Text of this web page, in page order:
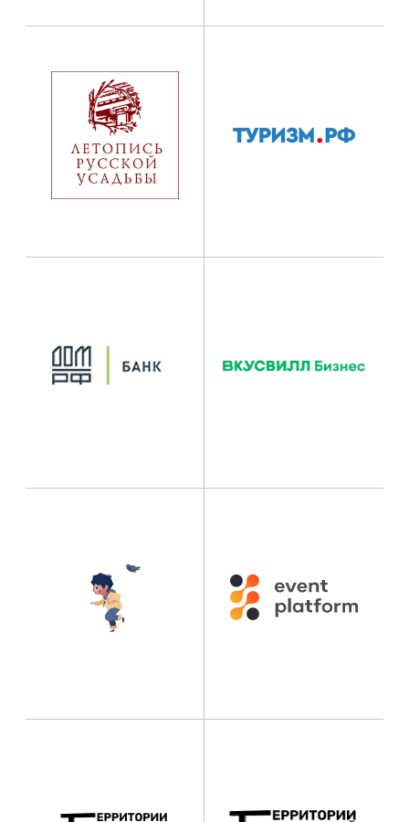
лучше. Присоединяйтесь строить
Константин Анучин
автор конкурса "Территории Впечатлений"
Директор "Ассоциация малых туристских городов",
эксперт Российского Союза Туриндустрии, член
комитета ОП РФ по развитию туризма, соавтор
проекта "МедиаАмбассадоры"
О конкурсе
теми, кто развивает деловой туризм на